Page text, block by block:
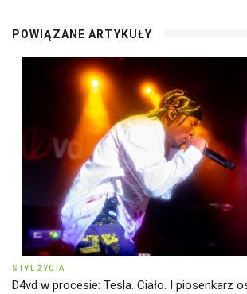
POWIĄZANE ARTYKUŁY
STYL ŻYCIA
D4vd w procesie: Tesla. Ciało. I piosenkarz